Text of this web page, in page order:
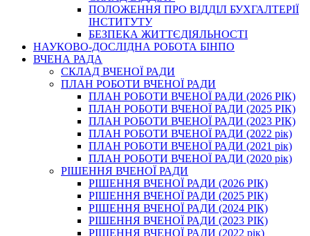
ПОЛОЖЕННЯ ПРО ВІДДІЛ БУХГАЛТЕРІЇ
ІНСТИТУТУ
БЕЗПЕКА ЖИТТЄДІЯЛЬНОСТІ
НАУКОВО-ДОСЛІДНА РОБОТА БІНПО
ВЧЕНА РАДА
СКЛАД ВЧЕНОЇ РАДИ
ПЛАН РОБОТИ ВЧЕНОЇ РАДИ
ПЛАН РОБОТИ ВЧЕНОЇ РАДИ (2026 РІК)
ПЛАН РОБОТИ ВЧЕНОЇ РАДИ (2025 РІК)
ПЛАН РОБОТИ ВЧЕНОЇ РАДИ (2023 РІК)
ПЛАН РОБОТИ ВЧЕНОЇ РАДИ (2022 рік)
ПЛАН РОБОТИ ВЧЕНОЇ РАДИ (2021 рік)
ПЛАН РОБОТИ ВЧЕНОЇ РАДИ (2020 рік)
РІШЕННЯ ВЧЕНОЇ РАДИ
РІШЕННЯ ВЧЕНОЇ РАДИ (2026 РІК)
РІШЕННЯ ВЧЕНОЇ РАДИ (2025 РІК)
РІШЕННЯ ВЧЕНОЇ РАДИ (2024 РІК)
РІШЕННЯ ВЧЕНОЇ РАДИ (2023 РІК)
РІШЕННЯ ВЧЕНОЇ РАДИ (2022 рік)